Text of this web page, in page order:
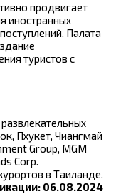
продвигает
иностранных
Палата
туристов с
Пхукет, Чиангмай
Group, MGM
Corp.
в Таиланде.
06.08.2024